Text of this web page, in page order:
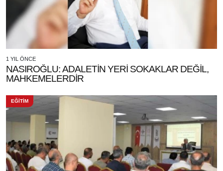
1 YIL ÖNCE
NASIROĞLU: ADALETİN YERİ SOKAKLAR DEĞİL,
MAHKEMELERDİR
EĞİTİM